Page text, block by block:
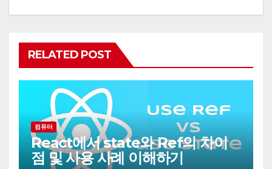
RELATED POST
컴퓨터
React에서 state와 Ref의 차이
점 및 사용 사례 이해하기